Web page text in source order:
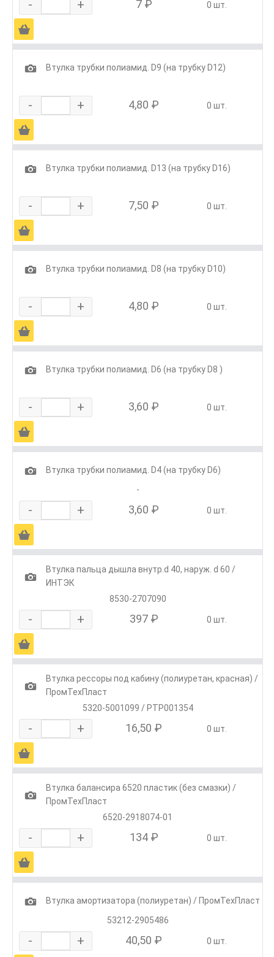
- + 7 ₽ 0 шт.
Ä
1 Втулка трубки полиамид. D9 (на трубку D12)
- + 4,80 ₽ 0 шт.
Ä
1 Втулка трубки полиамид. D13 (на трубку D16)
- + 7,50 ₽ 0 шт.
Ä
1 Втулка трубки полиамид. D8 (на трубку D10)
- + 4,80 ₽ 0 шт.
Ä
1 Втулка трубки полиамид. D6 (на трубку D8 )
- + 3,60 ₽ 0 шт.
Ä
1
Втулка трубки полиамид. D4 (на трубку D6)
-
- + 3,60 ₽ 0 шт.
Ä
1
Втулка пальца дышла внутр.d 40, наруж. d 60 /
ИНТЭК
8530-2707090
- + 397 ₽ 0 шт.
Ä
1
Втулка рессоры под кабину (полиуретан, красная) /
ПромТехПласт
5320-5001099 / РТР001354
- + 16,50 ₽ 0 шт.
Ä
1
Втулка балансира 6520 пластик (без смазки) /
ПромТехПласт
6520-2918074-01
- + 134 ₽ 0 шт.
Ä
1
Втулка амортизатора (полиуретан) / ПромТехПласт
53212-2905486
- + 40,50 ₽ 0 шт.